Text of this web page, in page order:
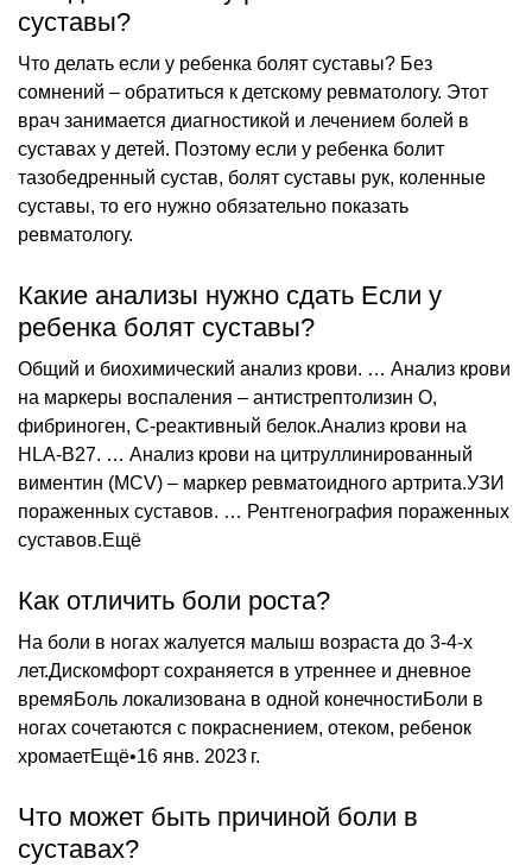
суставы?
Что делать если у ребенка болят суставы? Без
сомнений – обратиться к детскому ревматологу. Этот
врач занимается диагностикой и лечением болей в
суставах у детей. Поэтому если у ребенка болит
тазобедренный сустав, болят суставы рук, коленные
суставы, то его нужно обязательно показать
ревматологу.
Какие анализы нужно сдать Если у
ребенка болят суставы?
Общий и биохимический анализ крови. … Анализ крови
на маркеры воспаления – антистрептолизин О,
фибриноген, С-реактивный белок.Анализ крови на
HLA-B27. … Анализ крови на цитруллинированный
виментин (MCV) – маркер ревматоидного артрита.УЗИ
пораженных суставов. … Рентгенография пораженных
суставов.Ещё
Как отличить боли роста?
На боли в ногах жалуется малыш возраста до 3-4-х
лет.Дискомфорт сохраняется в утреннее и дневное
времяБоль локализована в одной конечностиБоли в
ногах сочетаются с покраснением, отеком, ребенок
хромаетЕщё•16 янв. 2023 г.
Что может быть причиной боли в
суставах?